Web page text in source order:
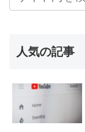
人気の記事